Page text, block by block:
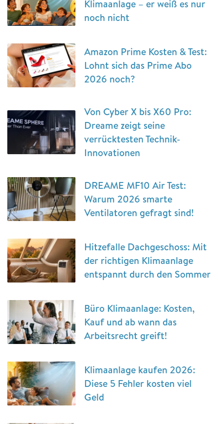
Klimaanlage – er weiß es nur
noch nicht
Amazon Prime Kosten & Test:
Lohnt sich das Prime Abo
2026 noch?
Von Cyber X bis X60 Pro:
Dreame zeigt seine
verrücktesten Technik-
Innovationen
DREAME MF10 Air Test:
Warum 2026 smarte
Ventilatoren gefragt sind!
Hitzefalle Dachgeschoss: Mit
der richtigen Klimaanlage
entspannt durch den Sommer
Büro Klimaanlage: Kosten,
Kauf und ab wann das
Arbeitsrecht greift!
Klimaanlage kaufen 2026:
Diese 5 Fehler kosten viel
Geld